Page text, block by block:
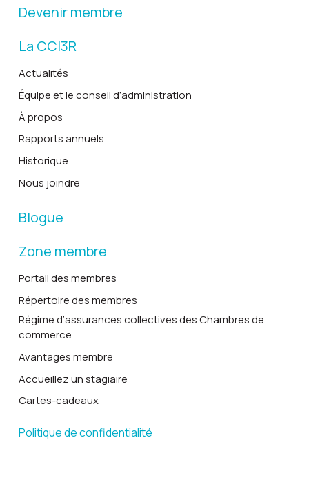
Devenir membre
La CCI3R
Actualités
Équipe et le conseil d’administration
À propos
Rapports annuels
Historique
Nous joindre
Blogue
Zone membre
Portail des membres
Répertoire des membres
Régime d’assurances collectives des Chambres de
commerce
Avantages membre
Accueillez un stagiaire
Cartes-cadeaux
Politique de confidentialité